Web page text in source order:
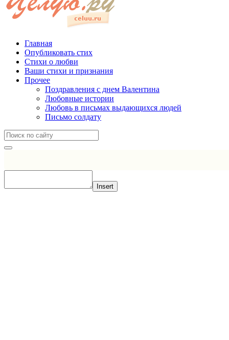
Главная
Опубликовать стих
Стихи о любви
Ваши стихи и признания
Прочее
Поздравления с днем Валентина
Любовные истории
Любовь в письмах выдающихся людей
Письмо солдату
Insert